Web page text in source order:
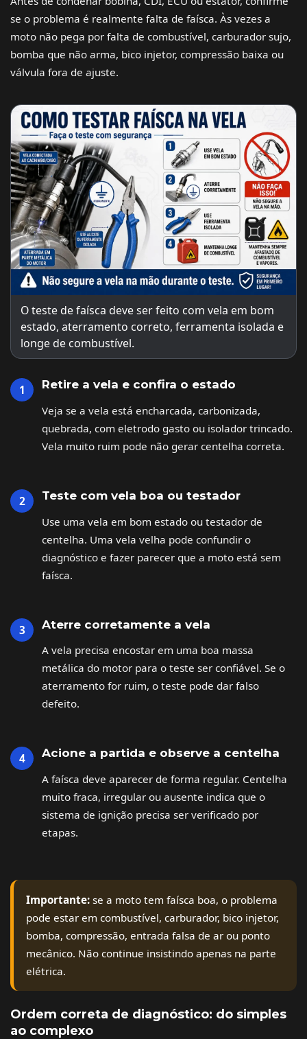
se o problema é realmente falta de faísca. Às vezes a
moto não pega por falta de combustível, carburador sujo,
bomba que não arma, bico injetor, compressão baixa ou
válvula fora de ajuste.
O teste de faísca deve ser feito com vela em bom
estado, aterramento correto, ferramenta isolada e
longe de combustível.
Retire a vela e confira o estado
Veja se a vela está encharcada, carbonizada,
quebrada, com eletrodo gasto ou isolador trincado.
Vela muito ruim pode não gerar centelha correta.
Teste com vela boa ou testador
Use uma vela em bom estado ou testador de
centelha. Uma vela velha pode confundir o
diagnóstico e fazer parecer que a moto está sem
faísca.
Aterre corretamente a vela
A vela precisa encostar em uma boa massa
metálica do motor para o teste ser confiável. Se o
aterramento for ruim, o teste pode dar falso
defeito.
Acione a partida e observe a centelha
A faísca deve aparecer de forma regular. Centelha
muito fraca, irregular ou ausente indica que o
sistema de ignição precisa ser verificado por
etapas.
Importante: se a moto tem faísca boa, o problema
pode estar em combustível, carburador, bico injetor,
bomba, compressão, entrada falsa de ar ou ponto
mecânico. Não continue insistindo apenas na parte
elétrica.
Ordem correta de diagnóstico: do simples
ao complexo